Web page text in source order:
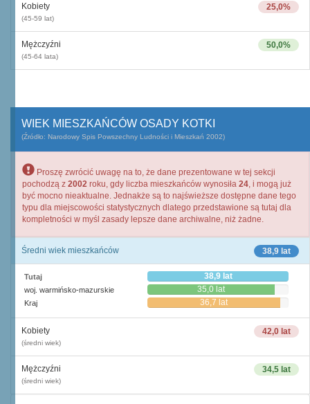
25,0%
Kobiety
(45-59 lat)
50,0%
Mężczyźni
(45-64 lata)
WIEK MIESZKAŃCÓW OSADY KOTKI
(Źródło: Narodowy Spis Powszechny Ludności i Mieszkań 2002)
Proszę zwrócić uwagę na to, że dane prezentowane w tej sekcji
pochodzą z 2002 roku, gdy liczba mieszkańców wynosiła 24, i mogą już
być mocno nieaktualne. Jednakże są to najświeższe dostępne dane tego
typu dla miejscowości statystycznych dlatego przedstawione są tutaj dla
kompletności w myśl zasady lepsze dane archiwalne, niż żadne.
38,9 lat
Średni wiek mieszkańców
Tutaj 38,9 lat
woj. warmińsko-mazurskie 35,0 lat
Kraj 36,7 lat
42,0 lat
Kobiety
(średni wiek)
34,5 lat
Mężczyźni
(średni wiek)